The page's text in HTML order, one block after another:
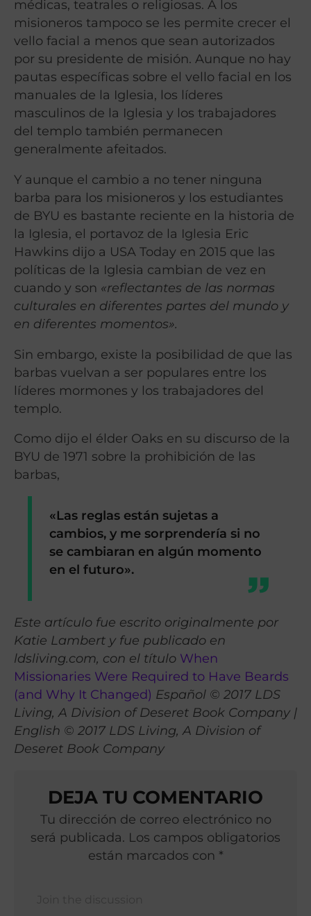
médicas, teatrales o religiosas. A los
misioneros tampoco se les permite crecer el
vello facial a menos que sean autorizados
por su presidente de misión. Aunque no hay
pautas específicas sobre el vello facial en los
manuales de la Iglesia, los líderes
masculinos de la Iglesia y los trabajadores
del templo también permanecen
generalmente afeitados.
Y aunque el cambio a no tener ninguna
barba para los misioneros y los estudiantes
de BYU es bastante reciente en la historia de
la Iglesia, el portavoz de la Iglesia Eric
Hawkins dijo a USA Today en 2015 que las
políticas de la Iglesia cambian de vez en
cuando y son «reflectantes de las normas
culturales en diferentes partes del mundo y
en diferentes momentos».
Sin embargo, existe la posibilidad de que las
barbas vuelvan a ser populares entre los
líderes mormones y los trabajadores del
templo.
Como dijo el élder Oaks en su discurso de la
BYU de 1971 sobre la prohibición de las
barbas,
«Las reglas están sujetas a
cambios, y me sorprendería si no
se cambiaran en algún momento
en el futuro».
Este artículo fue escrito originalmente por
Katie Lambert y fue publicado en
ldsliving.com, con el título When
Missionaries Were Required to Have Beards
(and Why It Changed) Español © 2017 LDS
Living, A Division of Deseret Book Company |
English © 2017 LDS Living, A Division of
Deseret Book Company
DEJA TU COMENTARIO
Tu dirección de correo electrónico no
será publicada. Los campos obligatorios
están marcados con *